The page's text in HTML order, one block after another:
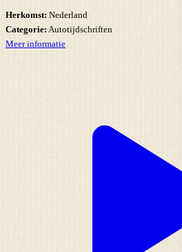
Herkomst: Nederland
Categorie: Autotijdschriften
Meer informatie